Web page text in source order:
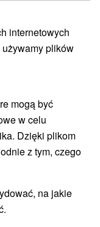
OFERTY
internetowych
plików
mogą być
w celu
Dzięki plikom
z tym, czego
na jakie